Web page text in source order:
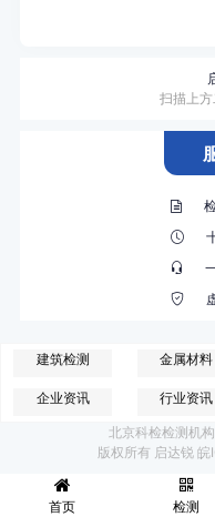
扫描上
建筑检测 金属材料
企业资讯 行业资讯
北京科检检测机
版权所有 启达锐
首页 检测